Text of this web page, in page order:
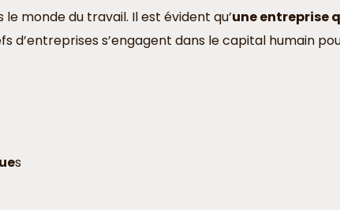
monde du travail. Il est évident qu’une entreprise
d’entreprises s’engagent dans le capital humain
s